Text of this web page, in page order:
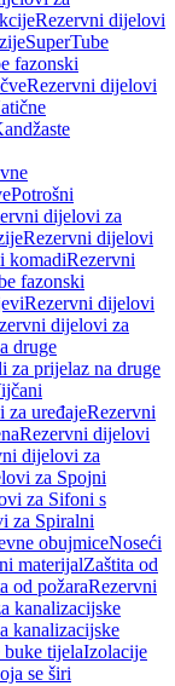
Rezervni dijelovi
SuperTube
fazonski
Rezervni dijelovi
Potrošni
dijelovi za
Rezervni dijelovi
komadiRezervni
fazonski
Rezervni dijelovi
dijelovi za
druge
za prijelaz na druge
za uređajeRezervni
Rezervni dijelovi
dijelovi za
za Spojni
za Sifoni s
za Spiralni
obujmiceNoseći
materijalZaštita od
od požaraRezervni
kanalizacijske
kanalizacijske
tijelaIzolacije
se širi